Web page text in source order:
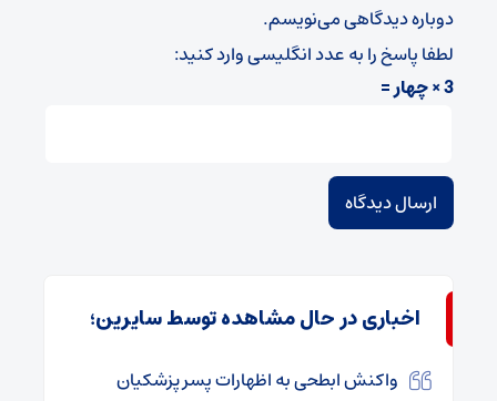
دوباره دیدگاهی می‌نویسم.
لطفا پاسخ را به عدد انگلیسی وارد کنید:
3 × چهار =
اخباری در حال مشاهده توسط سایرین؛
واکنش ابطحی به اظهارات پسر پزشکیان